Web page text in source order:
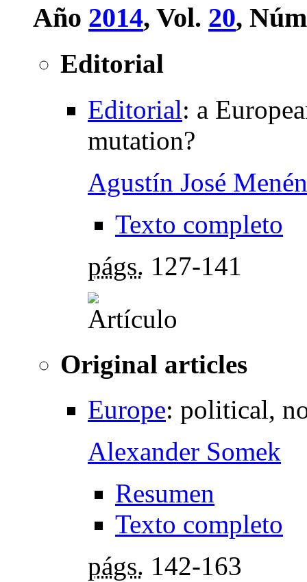
Año 2014, Vol. 20,
Editorial
Editorial: a
mutation?
Agustín José
Texto completo
págs. 127-141
Original articles
Europe: political,
Alexander Somek
Resumen
Texto completo
págs. 142-163